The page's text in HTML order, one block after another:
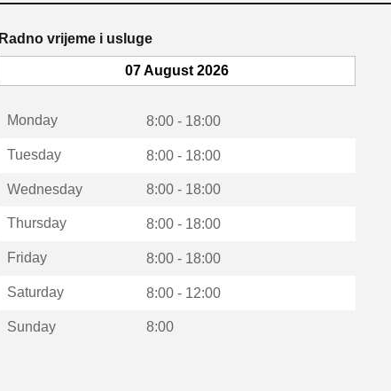
Radno vrijeme i usluge
07 August 2026
Monday 8:00 - 18:00
Tuesday 8:00 - 18:00
Wednesday 8:00 - 18:00
Thursday 8:00 - 18:00
Friday 8:00 - 18:00
Saturday 8:00 - 12:00
Sunday 8:00